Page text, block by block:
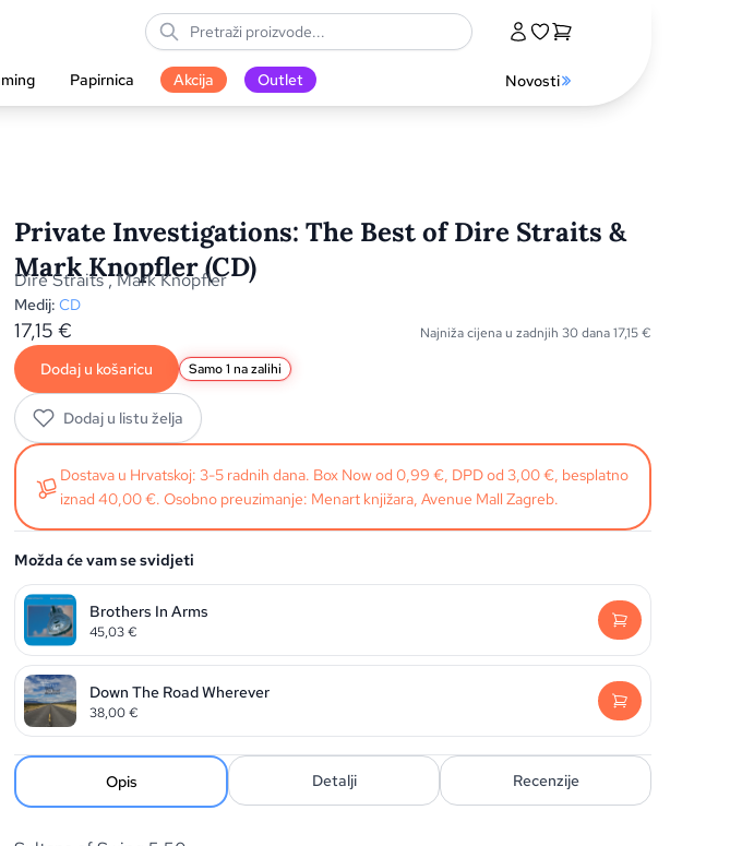
Papirnica Akcija Outlet Novosti
Private Investigations: The Best of Dire Straits &
Mark Knopfler (CD)
Dire Straits,Mark Knopfler
Medij: CD
17,15 € Najniža cijena u zadnjih 30 dana17,15€
Dodaj u košaricu Samo 1 na zalihi
Dodaj u listu želja
Dostava u Hrvatskoj: 3-5 radnih dana. Box Now od 0,99 €, DPD od 3,00 €, besplatno
iznad 40,00 €. Osobno preuzimanje: Menart knjižara, Avenue Mall Zagreb.
Možda će vam se svidjeti
Brothers In Arms
45,03€
Down The Road Wherever
38,00€
Opis Detalji Recenzije